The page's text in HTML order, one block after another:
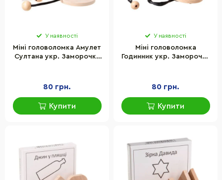
У наявності
Міні головоломка Амулет
Султана укр. Заморочка
80 грн.
Купити
У наявності
Міні головоломка
Годинник укр. Заморочка
80 грн.
Купити